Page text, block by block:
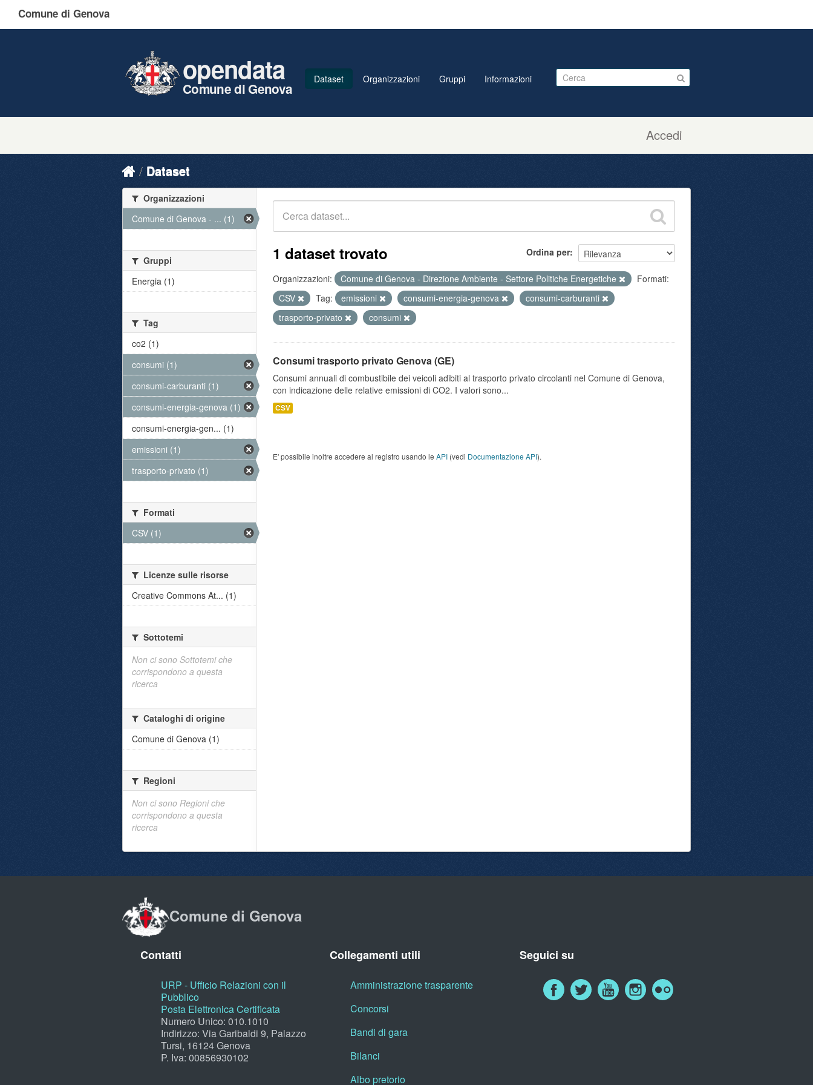
Comune di Genova
Accedi
opendata
Comune di Genova
Dataset Organizzazioni Gruppi Informazioni
Dataset
Ordina per
1 dataset trovato
Organizzazioni: Comune di Genova - Direzione Ambiente - Settore Politiche Energetiche
Formati:
CSV
Tag: emissioni consumi-energia-genova
consumi-carburanti
trasporto-privato
consumi
Consumi trasporto privato Genova (GE)
Consumi annuali di combustibile dei veicoli adibiti al trasporto privato circolanti nel Comune di Genova,
con indicazione delle relative emissioni di CO2. I valori sono...
CSV
E' possibile inoltre accedere al registro usando le API (vedi Documentazione API).
Organizzazioni
Comune di Genova - ... (1)
Gruppi
Energia (1)
Tag
co2 (1)
consumi (1)
consumi-carburanti (1)
consumi-energia-genova (1)
consumi-energia-gen... (1)
emissioni (1)
trasporto-privato (1)
Formati
CSV (1)
Licenze sulle risorse
Creative Commons At... (1)
Sottotemi
Non ci sono Sottotemi che
corrispondono a questa
ricerca
Cataloghi di origine
Comune di Genova (1)
Regioni
Non ci sono Regioni che
corrispondono a questa
ricerca
Comune di Genova
Contatti
URP - Ufficio Relazioni con il
Pubblico
Posta Elettronica Certificata
Numero Unico: 010.1010
Indirizzo: Via Garibaldi 9, Palazzo
Tursi, 16124 Genova
P. Iva: 00856930102
Collegamenti utili
Amministrazione trasparente
Concorsi
Bandi di gara
Bilanci
Albo pretorio
Seguici su